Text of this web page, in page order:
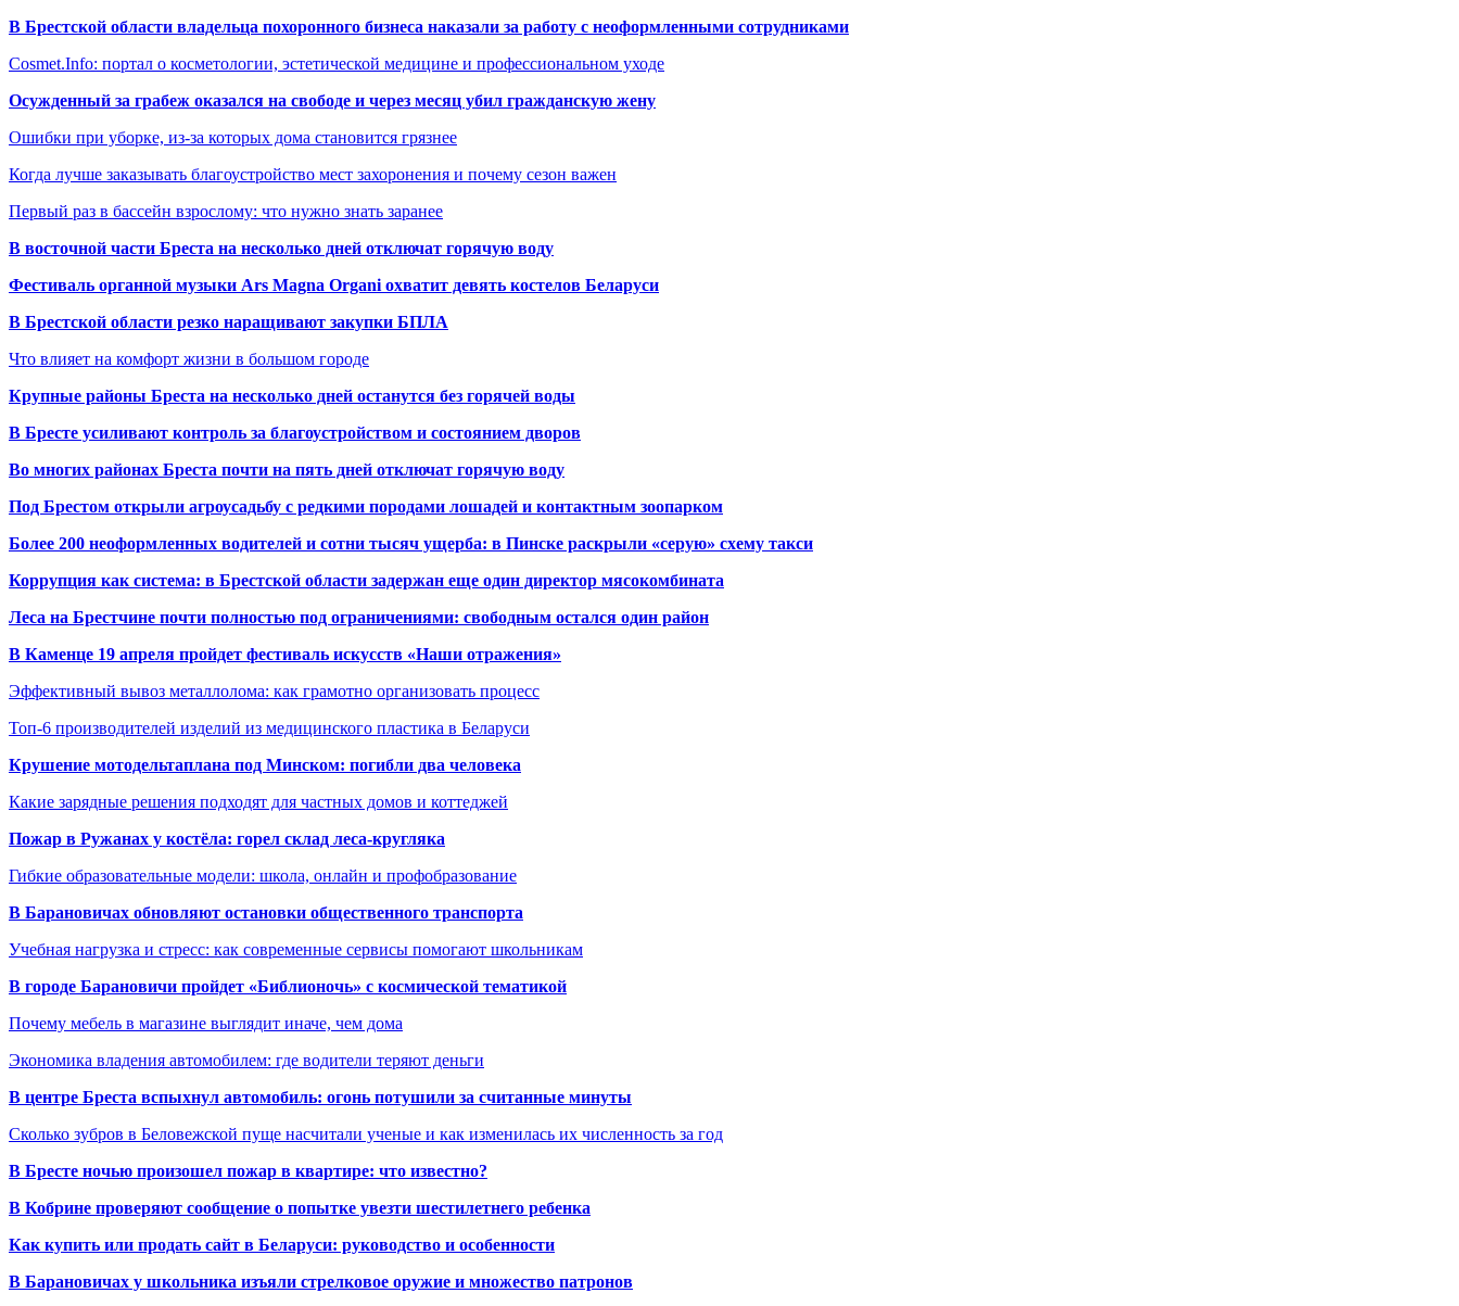
В Брестской области владельца похоронного бизнеса наказали за работу с неоформленными сотрудниками
Cosmet.Info: портал о косметологии, эстетической медицине и профессиональном уходе
Осужденный за грабеж оказался на свободе и через месяц убил гражданскую жену
Ошибки при уборке, из-за которых дома становится грязнее
Когда лучше заказывать благоустройство мест захоронения и почему сезон важен
Первый раз в бассейн взрослому: что нужно знать заранее
В восточной части Бреста на несколько дней отключат горячую воду
Фестиваль органной музыки Ars Magna Organi охватит девять костелов Беларуси
В Брестской области резко наращивают закупки БПЛА
Что влияет на комфорт жизни в большом городе
Крупные районы Бреста на несколько дней останутся без горячей воды
В Бресте усиливают контроль за благоустройством и состоянием дворов
Во многих районах Бреста почти на пять дней отключат горячую воду
Под Брестом открыли агроусадьбу с редкими породами лошадей и контактным зоопарком
Более 200 неоформленных водителей и сотни тысяч ущерба: в Пинске раскрыли «серую» схему такси
Коррупция как система: в Брестской области задержан еще один директор мясокомбината
Леса на Брестчине почти полностью под ограничениями: свободным остался один район
В Каменце 19 апреля пройдет фестиваль искусств «Наши отражения»
Эффективный вывоз металлолома: как грамотно организовать процесс
Топ-6 производителей изделий из медицинского пластика в Беларуси
Крушение мотодельтаплана под Минском: погибли два человека
Какие зарядные решения подходят для частных домов и коттеджей
Пожар в Ружанах у костёла: горел склад леса-кругляка
Гибкие образовательные модели: школа, онлайн и профобразование
В Барановичах обновляют остановки общественного транспорта
Учебная нагрузка и стресс: как современные сервисы помогают школьникам
В городе Барановичи пройдет «Библионочь» с космической тематикой
Почему мебель в магазине выглядит иначе, чем дома
Экономика владения автомобилем: где водители теряют деньги
В центре Бреста вспыхнул автомобиль: огонь потушили за считанные минуты
Сколько зубров в Беловежской пуще насчитали ученые и как изменилась их численность за год
В Бресте ночью произошел пожар в квартире: что известно?
В Кобрине проверяют сообщение о попытке увезти шестилетнего ребенка
Как купить или продать сайт в Беларуси: руководство и особенности
В Барановичах у школьника изъяли стрелковое оружие и множество патронов